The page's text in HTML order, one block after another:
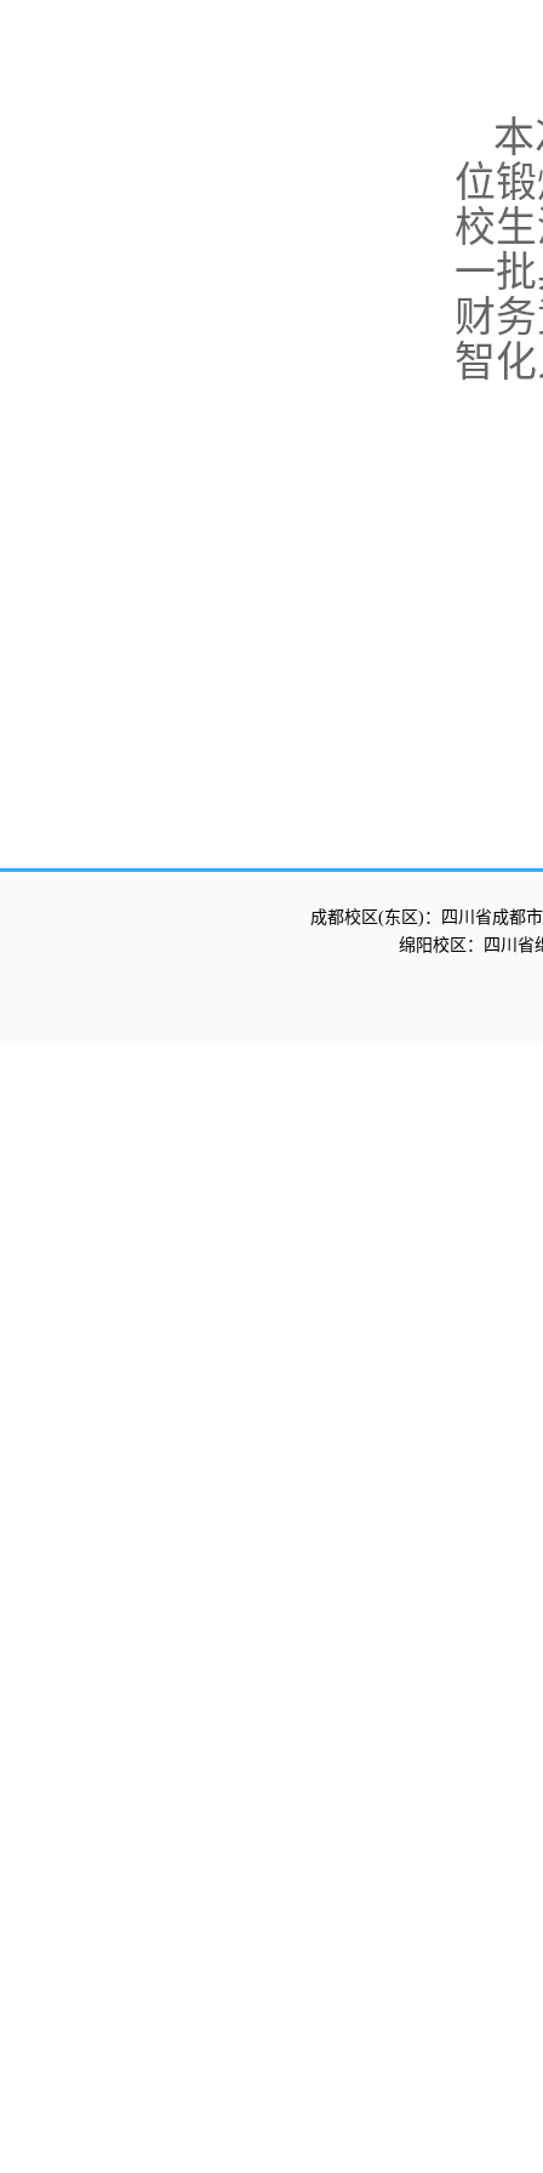
位
校
一
财
智
成都校区(东区)：四川省成都
绵阳校区：四川省